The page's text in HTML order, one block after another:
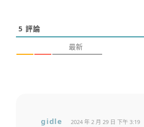
5 評論
最新
gidle 2024 年 2 月 29 日 下午 3:19